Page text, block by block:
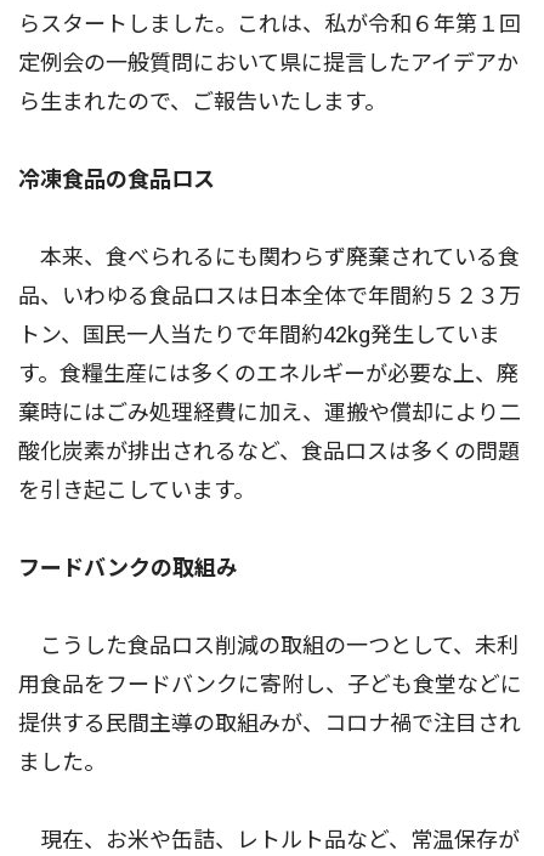
らスタートしました。これは、私が令和６年第１回
定例会の一般質問において県に提言したアイデアか
ら生まれたので、ご報告いたします。
冷凍食品の食品ロス
本来、食べられるにも関わらず廃棄されている食
品、いわゆる食品ロスは日本全体で年間約５２３万
トン、国民一人当たりで年間約42kg発生していま
す。食糧生産には多くのエネルギーが必要な上、廃
棄時にはごみ処理経費に加え、運搬や償却により二
酸化炭素が排出されるなど、食品ロスは多くの問題
を引き起こしています。
フードバンクの取組み
こうした食品ロス削減の取組の一つとして、未利
用食品をフードバンクに寄附し、子ども食堂などに
提供する民間主導の取組みが、コロナ禍で注目され
ました。
現在、お米や缶詰、レトルト品など、常温保存が